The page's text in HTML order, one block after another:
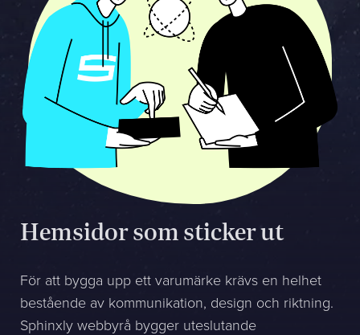
Meddelande
Bifoga en fil
Det är OK att Sphinxly använder mina uppgifter för att kontakta mig.
integritetspolicy
Skicka meddelande
Banérgatan 44
Se på karta
+468-665 00 30
Hemsidor som sticker ut
För att bygga upp ett varumärke krävs en helhet
bestående av kommunikation, design och riktning.
Sphinxly webbyrå bygger uteslutande